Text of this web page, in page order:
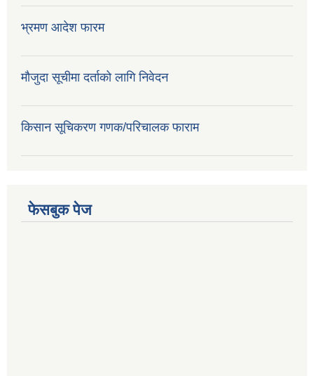
भ्रमण आदेश फारम
मौजुदा सूचीमा दर्ताको लागि निवेदन
किसान सूचिकरण गणक/परिचालक फाराम
फेसबुक पेज